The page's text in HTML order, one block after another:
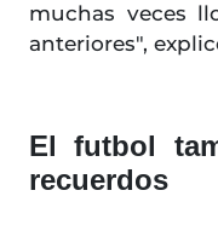
muchas veces
anteriores",
El futbol
recuerdos